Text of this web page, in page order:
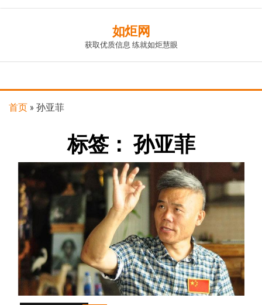
content
如炬网
获取优质信息 练就如炬慧眼
首页 » 孙亚菲
标签：孙亚菲